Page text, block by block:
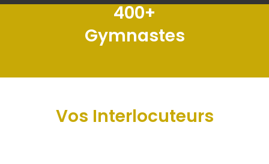
400+
Gymnastes
Vos Interlocuteurs